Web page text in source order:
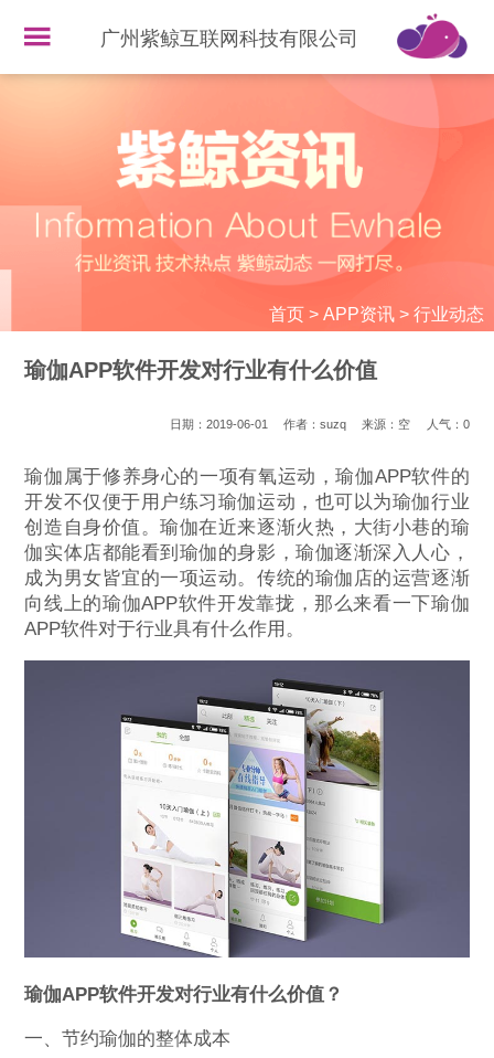
广州紫鲸互联网科技有限公司
首页> APP资讯> 行业动态
瑜伽APP软件开发对行业有什么价值
日期：2019-06-01 作者：suzq 来源：空 人气： 0
瑜伽属于修养身心的一项有氧运动，瑜伽APP软件的
开发不仅便于用户练习瑜伽运动，也可以为瑜伽行业
创造自身价值。瑜伽在近来逐渐火热，大街小巷的瑜
伽实体店都能看到瑜伽的身影，瑜伽逐渐深入人心，
成为男女皆宜的一项运动。传统的瑜伽店的运营逐渐
向线上的瑜伽APP软件开发靠拢，那么来看一下瑜伽
APP软件对于行业具有什么作用。
瑜伽APP软件开发对行业有什么价值？
一、节约瑜伽的整体成本